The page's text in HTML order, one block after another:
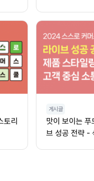
토리
게시글
맛이 보이는 푸
브 성공 전략 -